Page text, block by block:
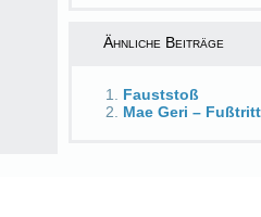
Ähnliche Beiträge
Fauststoß
Mae Geri –